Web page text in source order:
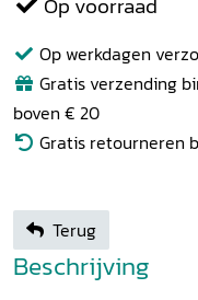
Op werkdagen
Gratis verzending
boven € 20
Gratis retourneren
Terug
Beschrijving